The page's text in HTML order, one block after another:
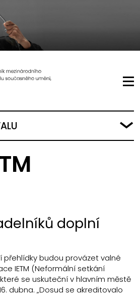
doplní
přehlídky budou provázet valné
IETM (Neformální setkání
se uskuteční v hlavním městě
dubna. „Dosud se akreditovalo